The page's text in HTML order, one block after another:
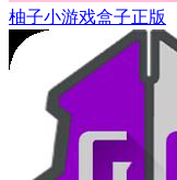
柚子小游戏盒子正版